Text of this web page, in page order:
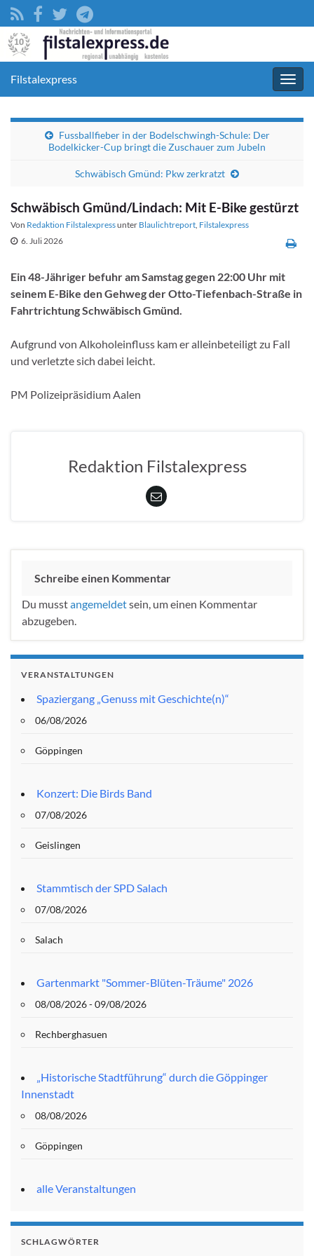
Filstalexpress
Fussballfieber in der Bodelschwingh-Schule: Der
Bodelkicker-Cup bringt die Zuschauer zum Jubeln
Schwäbisch Gmünd: Pkw zerkratzt
Schwäbisch Gmünd/Lindach: Mit E-Bike gestürzt
Von Redaktion Filstalexpressunter Blaulichtreport, Filstalexpress
6. Juli 2026
Ein 48-Jähriger befuhr am Samstag gegen 22:00 Uhr mit
seinem E-Bike den Gehweg der Otto-Tiefenbach-Straße in
Fahrtrichtung Schwäbisch Gmünd.
Aufgrund von Alkoholeinfluss kam er alleinbeteiligt zu Fall
und verletzte sich dabei leicht.
PM Polizeipräsidium Aalen
Redaktion Filstalexpress
Schreibe einen Kommentar
Du musstangemeldetsein, um einen Kommentar
abzugeben.
VERANSTALTUNGEN
Spaziergang „Genuss mit Geschichte(n)“
06/08/2026
Göppingen
Konzert: Die Birds Band
07/08/2026
Geislingen
Stammtisch der SPD Salach
07/08/2026
Salach
Gartenmarkt "Sommer-Blüten-Träume" 2026
08/08/2026 - 09/08/2026
Rechberghasuen
„Historische Stadtführung“ durch die Göppinger
Innenstadt
08/08/2026
Göppingen
alle Veranstaltungen
SCHLAGWÖRTER